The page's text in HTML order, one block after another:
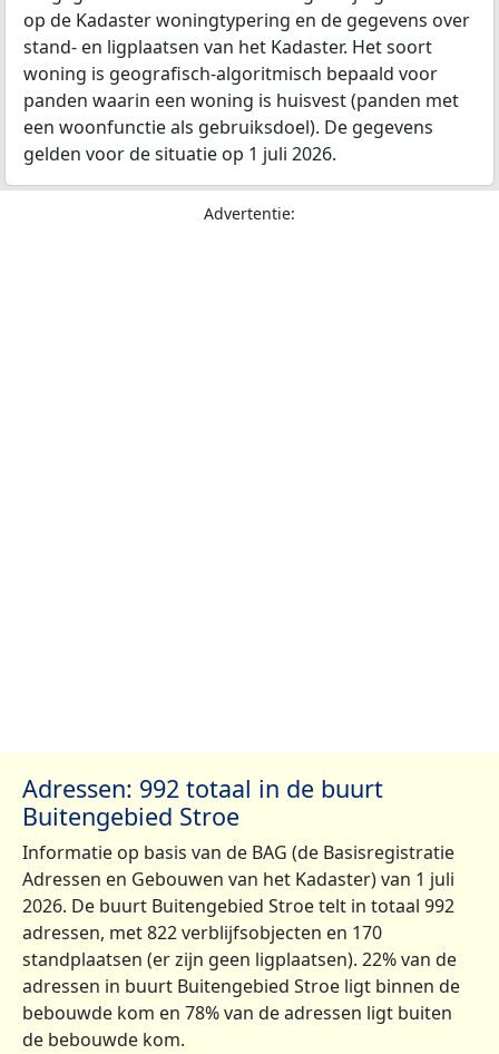
op de Kadaster woningtypering en de gegevens over
stand- en ligplaatsen van het Kadaster. Het soort
woning is geografisch-algoritmisch bepaald voor
panden waarin een woning is huisvest (panden met
een woonfunctie als gebruiksdoel). De gegevens
gelden voor de situatie op 1 juli 2026.
Advertentie:
Adressen: 992 totaal in de buurt
Buitengebied Stroe
Informatie op basis van de BAG (de Basisregistratie
Adressen en Gebouwen van het Kadaster) van 1 juli
2026. De buurt Buitengebied Stroe telt in totaal 992
adressen, met 822 verblijfsobjecten en 170
standplaatsen (er zijn geen ligplaatsen). 22% van de
adressen in buurt Buitengebied Stroe ligt binnen de
bebouwde kom en 78% van de adressen ligt buiten
de bebouwde kom.